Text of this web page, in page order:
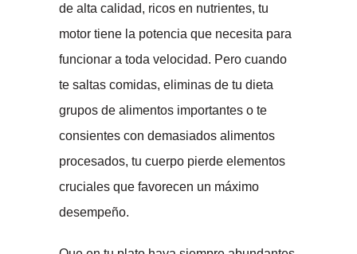
de alta calidad, ricos en nutrientes, tu
motor tiene la potencia que necesita para
funcionar a toda velocidad. Pero cuando
te saltas comidas, eliminas de tu dieta
grupos de alimentos importantes o te
consientes con demasiados alimentos
procesados, tu cuerpo pierde elementos
cruciales que favorecen un máximo
desempeño.